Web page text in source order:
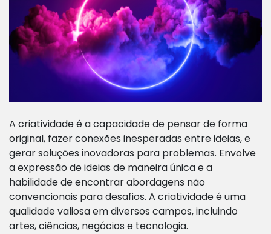
A criatividade é a capacidade de pensar de forma
original, fazer conexões inesperadas entre ideias, e
gerar soluções inovadoras para problemas. Envolve
a expressão de ideias de maneira única e a
habilidade de encontrar abordagens não
convencionais para desafios. A criatividade é uma
qualidade valiosa em diversos campos, incluindo
artes, ciências, negócios e tecnologia.